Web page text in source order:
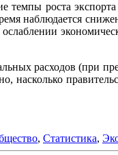
роста
наблюдается
расходов (при
насколько
, Статистика,